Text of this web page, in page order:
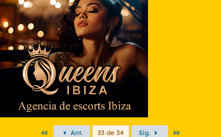
PrimeroAnt. 33 de 34 Sig.